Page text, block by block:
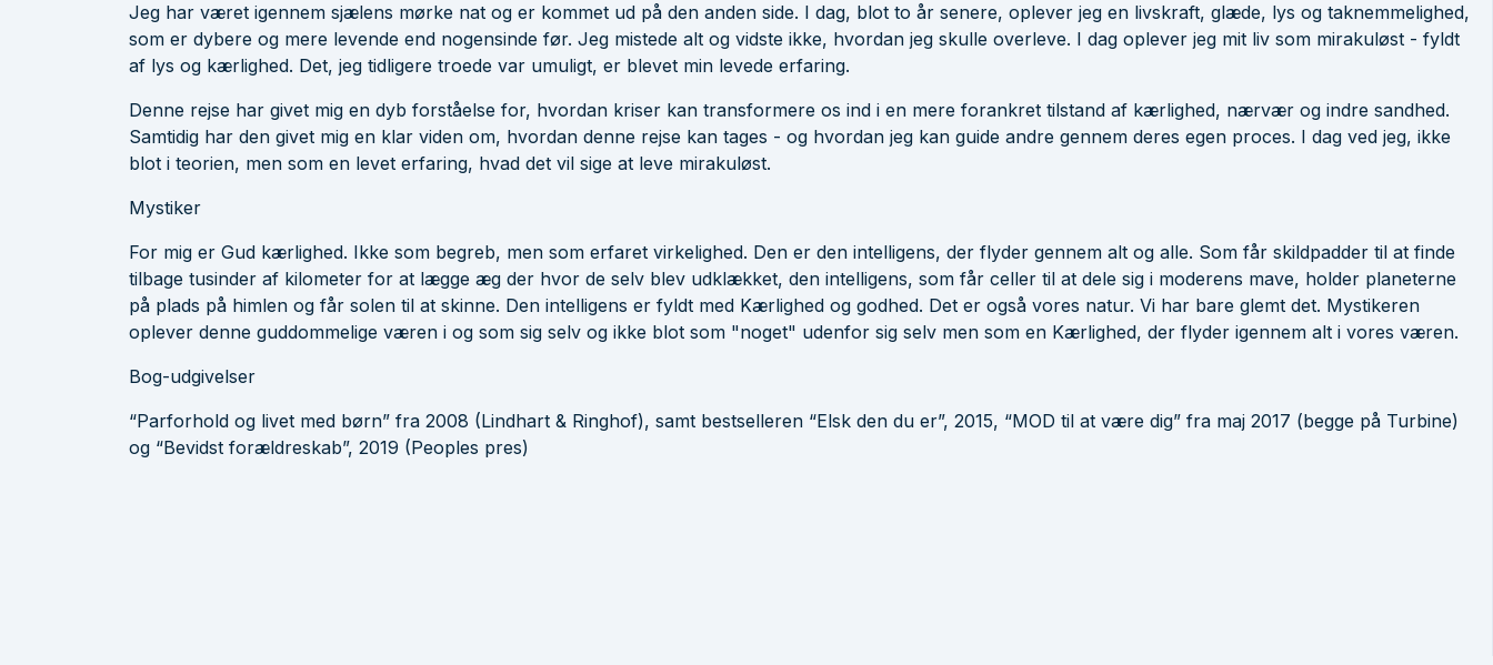
Jeg har været igennem sjælens mørke nat og er kommet ud på den anden side. I dag, blot to år senere, oplever jeg en livskraft, glæde, lys og taknemmelighed,
som er dybere og mere levende end nogensinde før. Jeg mistede alt og vidste ikke, hvordan jeg skulle overleve. I dag oplever jeg mit liv som mirakuløst - fyldt
af lys og kærlighed. Det, jeg tidligere troede var umuligt, er blevet min levede erfaring.
Denne rejse har givet mig en dyb forståelse for, hvordan kriser kan transformere os ind i en mere forankret tilstand af kærlighed, nærvær og indre sandhed.
Samtidig har den givet mig en klar viden om, hvordan denne rejse kan tages - og hvordan jeg kan guide andre gennem deres egen proces. I dag ved jeg, ikke
blot i teorien, men som en levet erfaring, hvad det vil sige at leve mirakuløst.
Mystiker
For mig er Gud kærlighed. Ikke som begreb, men som erfaret virkelighed. Den er den intelligens, der flyder gennem alt og alle. Som får skildpadder til at finde
tilbage tusinder af kilometer for at lægge æg der hvor de selv blev udklækket, den intelligens, som får celler til at dele sig i moderens mave, holder planeterne
på plads på himlen og får solen til at skinne. Den intelligens er fyldt med Kærlighed og godhed. Det er også vores natur. Vi har bare glemt det. Mystikeren
oplever denne guddommelige væren i og som sig selv og ikke blot som "noget" udenfor sig selv men som en Kærlighed, der flyder igennem alt i vores væren.
Bog-udgivelser
“Parforhold og livet med børn” fra 2008 (Lindhart & Ringhof), samt bestselleren “Elsk den du er”, 2015, “MOD til at være dig” fra maj 2017 (begge på Turbine)
og “Bevidst forældreskab”, 2019 (Peoples pres)